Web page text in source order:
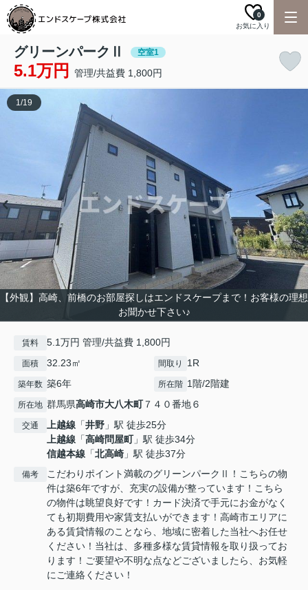
お気に入り
0
グリーンパークⅡ 空室1
5.1万円 管理/共益費 1,800円
【外観】高崎、前橋のお部屋探しはエンドスケープまで！お客様の理想
お聞かせ下さい♪
1/19
賃料 5.1万円 管理/共益費 1,800円
面積 32.23㎡ 間取り 1R
築年数 築6年 所在階 1階/2階建
所在地 群馬県高崎市大八木町７４０番地６
交通 上越線 「井野 」駅 徒歩25分
上越線 「高崎問屋町」駅 徒歩34分
信越本線 「北高崎 」駅 徒歩37分
備考
こだわりポイント満載のグリーンパークⅡ！こちらの物
件は築6年ですが、充実の設備が整っています！こちら
の物件は眺望良好です！カード決済で手元にお金がなく
ても初期費用や家賃支払いができます！高崎市エリアに
ある賃貸情報のことなら、地域に密着した当社へお任せ
ください！当社は、多種多様な賃貸情報を取り扱ってお
ります！ご要望や不明な点などございましたら、お気軽
にご連絡ください！